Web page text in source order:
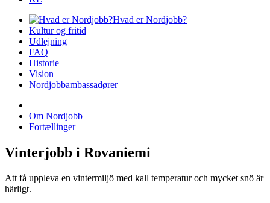
Hvad er Nordjobb?
Kultur og fritid
Udlejning
FAQ
Historie
Vision
Nordjobbambassadører
Om Nordjobb
Fortællinger
Vinterjobb i Rovaniemi
Att få uppleva en vintermiljö med kall temperatur och mycket snö är
härligt.